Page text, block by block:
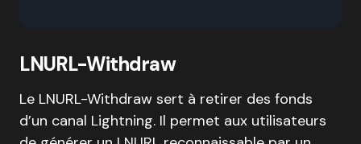
LNURL-Withdraw
Le LNURL-Withdraw sert à retirer des fonds
d’un canal Lightning. Il permet aux utilisateurs